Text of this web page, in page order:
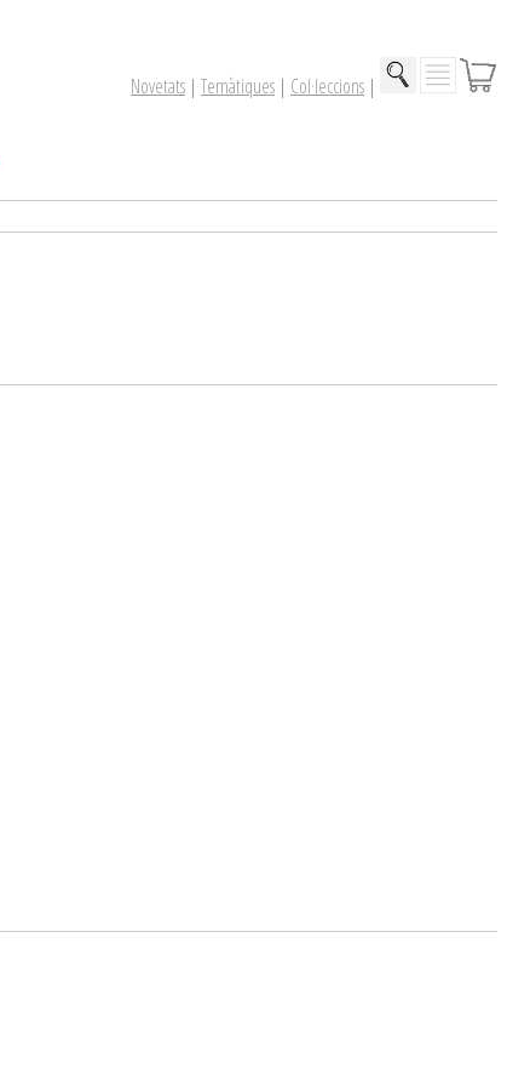
Novetats | Temàtiques | Col·leccions |